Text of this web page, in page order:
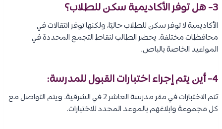
3- هل توفر الأكاديمية سكن للطلاب؟
الأكاديمية لا توفر سكن للطلاب حاليًا، ولكنها توفر انتقالات في
محافظات مختلفة. يحضر الطالب لنقاط التجمع المحددة في
المواعيد الخاصة بالباص.
4- أين يتم إجراء اختبارات القبول للمدرسة:
تتم الاختبارات في مقر مدرسة العاشر 2 في الشرقية. ويتم التواصل مع
كل مجموعة وابلاغهم بالموعد المحدد للاختبارات.